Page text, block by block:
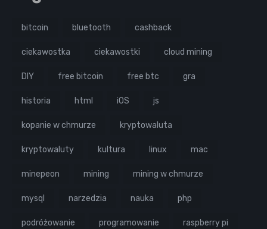
bitcoin bluetooth cashback
ciekawostka ciekawostki cloud mining
DIY free bitcoin free btc gra
historia html iOS js
kopanie w chmurze kryptowaluta
kryptowaluty kultura linux mac
minepeon mining mining w chmurze
mysql narzedzia nauka php
podróżowanie programowanie raspberry pi